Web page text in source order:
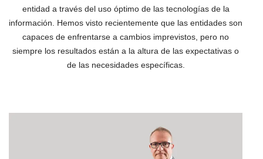
entidad a través del uso óptimo de las tecnologías de la
información. Hemos visto recientemente que las entidades son
capaces de enfrentarse a cambios imprevistos, pero no
siempre los resultados están a la altura de las expectativas o
de las necesidades específicas.